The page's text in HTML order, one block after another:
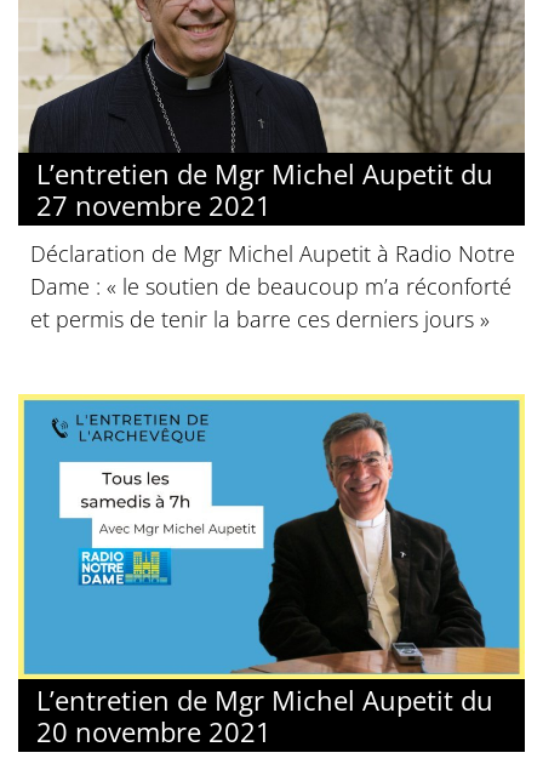
L’entretien de Mgr Michel Aupetit du
27 novembre 2021
Déclaration de Mgr Michel Aupetit à Radio Notre
Dame : « le soutien de beaucoup m’a réconforté
et permis de tenir la barre ces derniers jours »
L’entretien de Mgr Michel Aupetit du
20 novembre 2021